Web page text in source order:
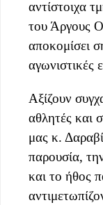
αντίστοιχα
του Άργους
αποκομίσει
αγωνιστικές
Αξίζουν
αθλητές και
μας κ.
παρουσία,
και το ήθος